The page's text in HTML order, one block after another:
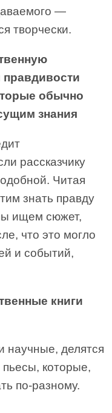
—
творчески.
правдивости
обычно
знания
рассказчику
Читая
знать правду
ищем сюжет,
что это могло
и событий,
книги
научные, делятся
которые,
по-разному.